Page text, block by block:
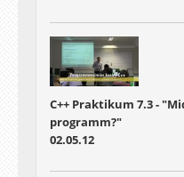
C++ Praktikum 7.3 -
programm?"
02.05.12